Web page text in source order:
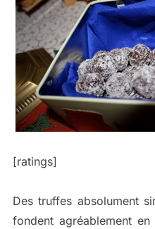
[ratings]
Des truffes absolument
fondent agréablement